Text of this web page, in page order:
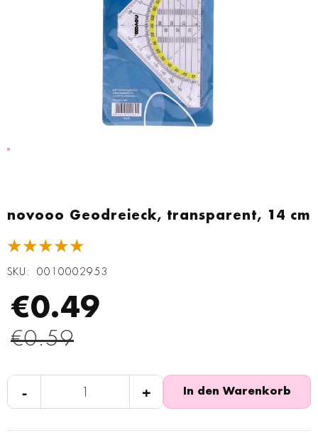
novooo Geodreieck, transparent, 14 cm
★★★★★
SKU 0010002953
€0.49
€0.59
- + In den Warenkorb
Anfang
Bildgalerie